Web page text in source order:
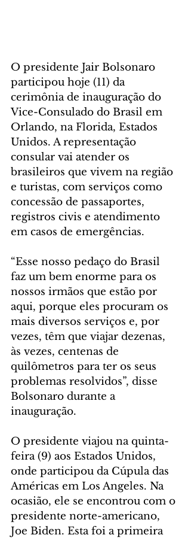
O presidente Jair Bolsonaro
participou hoje (11) da
cerimônia de inauguração do
Vice-Consulado do Brasil em
Orlando, na Florida, Estados
Unidos. A representação
consular vai atender os
brasileiros que vivem na região
e turistas, com serviços como
concessão de passaportes,
registros civis e atendimento
em casos de emergências.
“Esse nosso pedaço do Brasil
faz um bem enorme para os
nossos irmãos que estão por
aqui, porque eles procuram os
mais diversos serviços e, por
vezes, têm que viajar dezenas,
às vezes, centenas de
quilômetros para ter os seus
problemas resolvidos”, disse
Bolsonaro durante a
inauguração.
O presidente viajou na quinta-
feira (9) aos Estados Unidos,
onde participou da Cúpula das
Américas em Los Angeles. Na
ocasião, ele se encontrou com o
presidente norte-americano,
Joe Biden. Esta foi a primeira